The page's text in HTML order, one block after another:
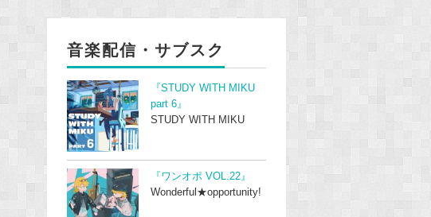
音楽配信・サブスク
『STUDY WITH MIKU
part 6』
STUDY WITH MIKU
『ワンオポ VOL.22』
Wonderful★opportunity!